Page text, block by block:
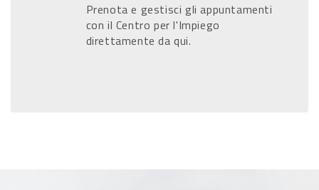
Prenota e gestisci gli appuntamenti
con il Centro per l'Impiego
direttamente da qui.